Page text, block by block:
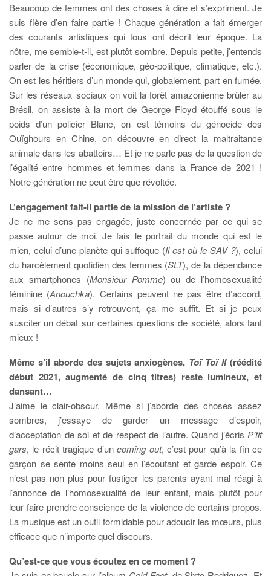
Beaucoup de femmes ont des choses à dire et s’expriment. Je
suis fière d’en faire partie ! Chaque génération a fait émerger
des courants artistiques qui tous ont décrit leur époque. La
nôtre, me semble-t-il, est plutôt sombre. Depuis petite, j’entends
parler de la crise (économique, géo-politique, climatique, etc.).
On est les héritiers d’un monde qui, globalement, part en fumée.
Sur les réseaux sociaux on voit la forêt amazonienne brûler au
Brésil, on assiste à la mort de George Floyd étouffé sous le
poids d’un policier Blanc, on est témoins du génocide des
Ouïghours en Chine, on découvre en direct la maltraitance
animale dans les abattoirs… Et je ne parle pas de la question de
l’égalité entre hommes et femmes dans la France de 2021 !
Notre génération ne peut être que révoltée.
L’engagement fait-il partie de la mission de l’artiste ?
Je ne me sens pas engagée, juste concernée par ce qui se
passe autour de moi. Je fais le portrait du monde qui est le
mien, celui d’une planète qui suffoque (Il est où le SAV ?), celui
du harcèlement quotidien des femmes (SLT), de la dépendance
aux smartphones (Monsieur Pomme) ou de l’homosexualité
féminine (Anouchka). Certains peuvent ne pas être d’accord,
mais si d’autres s’y retrouvent, ça me suffit. Et si je peux
susciter un débat sur certaines questions de société, alors tant
mieux !
Même s’il aborde des sujets anxiogènes, Toï Toï II(réédité
début 2021, augmenté de cinq titres) reste lumineux, et
dansant…
J’aime le clair-obscur. Même si j’aborde des choses assez
sombres, j’essaye de garder un message d’espoir,
d’acceptation de soi et de respect de l’autre. Quand j’écris P’tit
gars, le récit tragique d’uncoming out, c’est pour qu’à la fin ce
garçon se sente moins seul en l’écoutant et garde espoir. Ce
n’est pas non plus pour fustiger les parents ayant mal réagi à
l’annonce de l’homosexualité de leur enfant, mais plutôt pour
leur faire prendre conscience de la violence de certains propos.
La musique est un outil formidable pour adoucir les mœurs, plus
efficace que n’importe quel discours.
Qu’est-ce que vous écoutez en ce moment ?